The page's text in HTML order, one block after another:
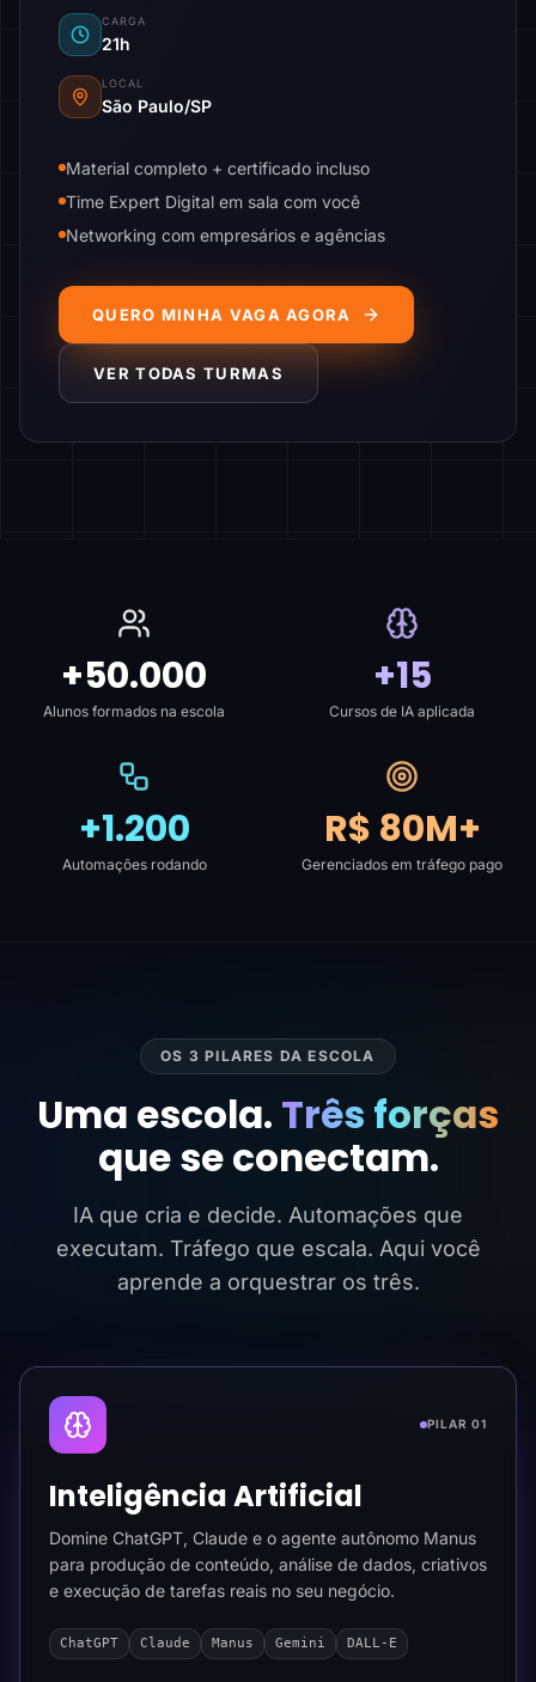
CARGA
21h
LOCAL
São Paulo/SP
Material completo + certificado incluso
Time Expert Digital em sala com você
Networking com empresários e agências
QUERO MINHA VAGA AGORA
VER TODAS TURMAS
+50.000
Alunos formados na escola
+15
Cursos de IA aplicada
+1.200
Automações rodando
R$ 80M+
Gerenciados em tráfego pago
OS 3 PILARES DA ESCOLA
Uma escola. Três forças
que se conectam.
IA que cria e decide. Automações que
executam. Tráfego que escala. Aqui você
aprende a orquestrar os três.
PILAR 01
Inteligência Artificial
Domine ChatGPT, Claude e o agente autônomo Manus
para produção de conteúdo, análise de dados, criativos
e execução de tarefas reais no seu negócio.
ChatGPT Claude Manus Gemini DALL-E